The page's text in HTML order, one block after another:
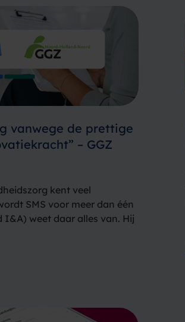
vanwege de prettige
– GGZ
kent veel
SMS voor meer dan één
I&A) weet daar alles van. Hij